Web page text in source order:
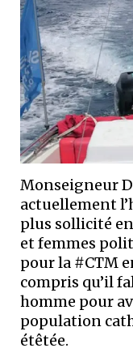
Monseigneur
actuellement
plus sollicité
et femmes
pour la #CTM
compris qu’il
homme pour
population
étêtée.